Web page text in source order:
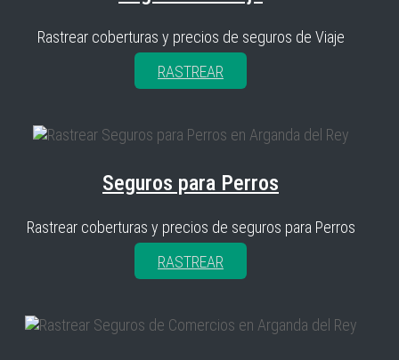
Rastrear coberturas y precios de seguros de Viaje
RASTREAR
Seguros para Perros
Rastrear coberturas y precios de seguros para Perros
RASTREAR